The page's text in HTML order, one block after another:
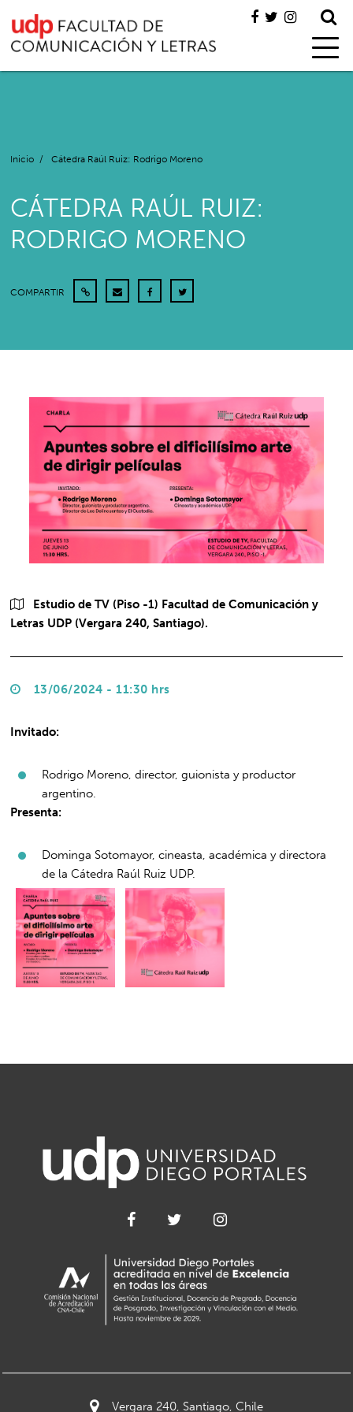
Inicio / Cátedra Raúl Ruiz: Rodrigo Moreno
CÁTEDRA RAÚL RUIZ:
RODRIGO MORENO
COMPARTIR
Estudio de TV (Piso -1) Facultad de Comunicación y
Letras UDP (Vergara 240, Santiago).
13/06/2024 - 11:30 hrs
Invitado:
Rodrigo Moreno, director, guionista y productor
argentino.
Presenta:
Dominga Sotomayor, cineasta, académica y directora
de la Cátedra Raúl Ruiz UDP.
Vergara 240, Santiago, Chile